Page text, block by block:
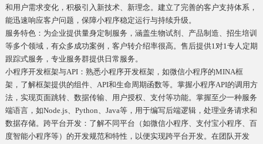
和用户需求变化，积极引入新技术、新理念。建立了完善的客户支持体系，
能迅速响应客户问题，保障小程序稳定运行与持续升级。
服务特色：为企业提供量身定制服务，涵盖生物试剂、产品制造、招生培训
等多个领域，有众多成功案例，客户转介绍率很高。售后提供1对1专人定期
跟踪式服务，专业服务群提供日常服务。
小程序开发框架与API：熟悉小程序开发框架，如微信小程序的MINA框
架，了解框架提供的组件、API和生命周期函数等。掌握小程序API的调用方
法，实现页面跳转、数据传输、用户授权、支付等功能。掌握至少一种服务
端语言，如Node.js、Python、Java等，用于编写后端逻辑，处理业务请求和
数据存储。跨平台开发：了解不同平台（如微信小程序、支付宝小程序、百
度智能小程序等）的开发规范和特性，以便实现跨平台开发。在团队开发